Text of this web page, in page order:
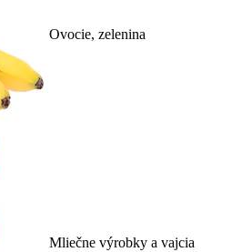
Ovocie, zelenina
Mliečne výrobky a vajcia